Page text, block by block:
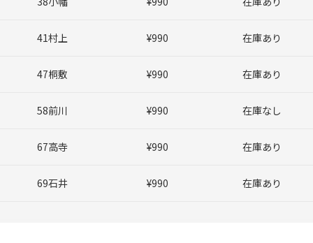
41村上 ¥990 在庫あり
47桐敷 ¥990 在庫あり
58前川 ¥990 在庫なし
67高寺 ¥990 在庫あり
69石井 ¥990 在庫あり